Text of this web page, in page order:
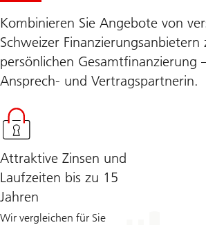
Kombinieren Sie Angebote von
Schweizer Finanzierungsanbietern
persönlichen Gesamtfinanzierung
Ansprech- und Vertragspartnerin.
Attraktive Zinsen und
Laufzeiten bis zu 15
Jahren
Wir vergleichen für Sie